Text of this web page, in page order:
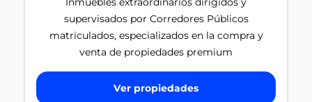
supervisados por Corredores Públicos
matriculados, especializados en la compra y
venta de propiedades premium
Ver propiedades